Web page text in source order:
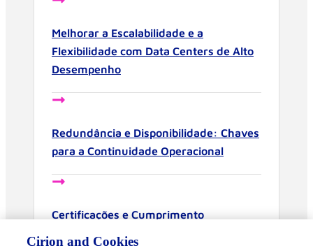
Melhorar a Escalabilidade e a
Flexibilidade com Data Centers de Alto
Desempenho
Redundância e Disponibilidade: Chaves
para a Continuidade Operacional
Certificações e Cumprimento
Cirion and Cookies
our sites and service, to assist our marketing campaigns and to
button on the right, you can exercise your privacy rights. For